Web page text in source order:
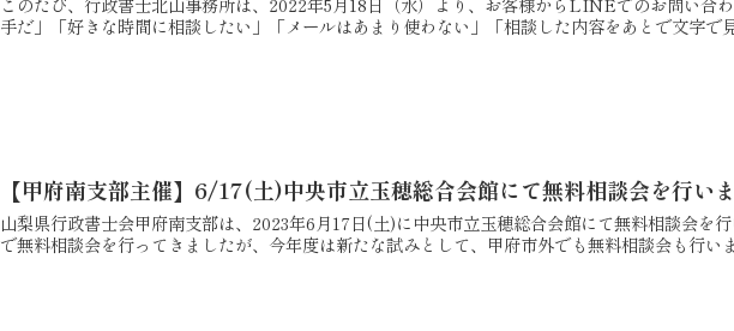
手だ」「好きな時間に相談したい」「メールはあまり使わない」「相談した内容をあとで文字で
【甲府南支部主催】6/17(土)中央市立玉穂総合会館にて無料相談会を行い
山梨県行政書士会甲府南支部は、2023年6月17日(土)に中央市立玉穂総合会館にて無料相談会を
で無料相談会を行ってきましたが、今年度は新たな試みとして、甲府市外でも無料相談会も行い